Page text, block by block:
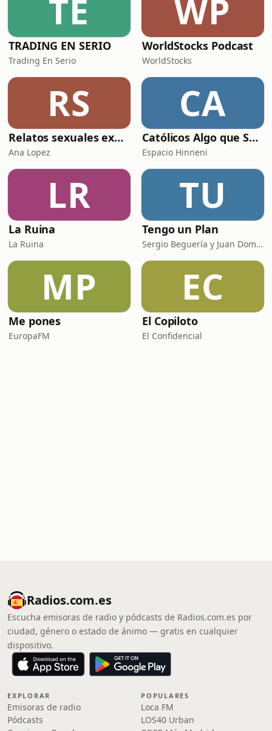
TE
TRADING EN SERIO
Trading En Serio
WP
WorldStocks Podcast
WorldStocks
RS
Relatos sexuales explícitos
Ana Lopez
CA
Católicos Algo que Saber
Espacio Hinneni
LR
La Ruina
La Ruina
TU
Tengo un Plan
Sergio Beguería y Juan Domínguez
MP
Me pones
EuropaFM
EC
El Copiloto
El Confidencial
Radios.com.es
Escucha emisoras de radio y pódcasts de Radios.com.es por
ciudad, género o estado de ánimo — gratis en cualquier
dispositivo.
EXPLORAR
Emisoras de radio
Pódcasts
POPULARES
Loca FM
LOS40 Urban